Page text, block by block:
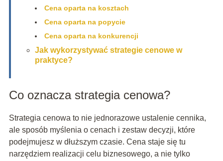
Cena oparta na kosztach
Cena oparta na popycie
Cena oparta na konkurencji
Jak wykorzystywać strategie cenowe w
praktyce?
Co oznacza strategia cenowa?
Strategia cenowa to nie jednorazowe ustalenie cennika,
ale sposób myślenia o cenach i zestaw decyzji, które
podejmujesz w dłuższym czasie. Cena staje się tu
narzędziem realizacji celu biznesowego, a nie tylko